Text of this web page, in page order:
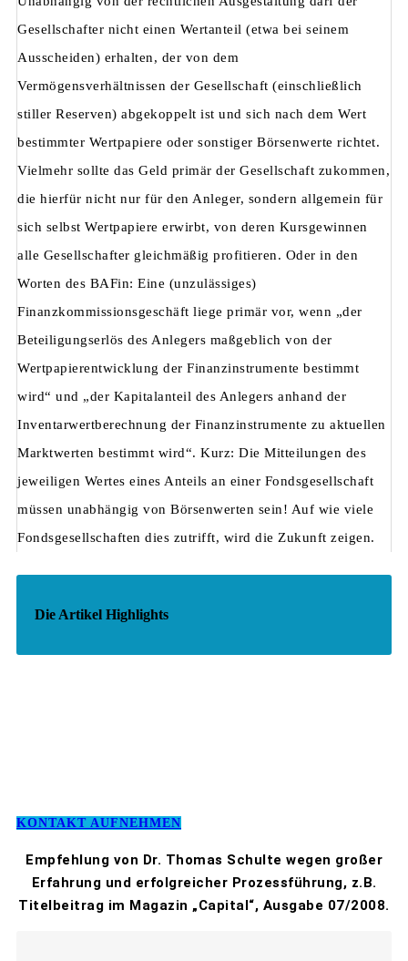
Gesellschafter nicht einen Wertanteil (etwa bei seinem
Ausscheiden) erhalten, der von dem
Vermögensverhältnissen der Gesellschaft (einschließlich
stiller Reserven) abgekoppelt ist und sich nach dem Wert
bestimmter Wertpapiere oder sonstiger Börsenwerte richtet.
Vielmehr sollte das Geld primär der Gesellschaft zukommen,
die hierfür nicht nur für den Anleger, sondern allgemein für
sich selbst Wertpapiere erwirbt, von deren Kursgewinnen
alle Gesellschafter gleichmäßig profitieren. Oder in den
Worten des BAFin: Eine (unzulässiges)
Finanzkommissionsgeschäft liege primär vor, wenn „der
Beteiligungserlös des Anlegers maßgeblich von der
Wertpapierentwicklung der Finanzinstrumente bestimmt
wird“ und „der Kapitalanteil des Anlegers anhand der
Inventarwertberechnung der Finanzinstrumente zu aktuellen
Marktwerten bestimmt wird“. Kurz: Die Mitteilungen des
jeweiligen Wertes eines Anteils an einer Fondsgesellschaft
müssen unabhängig von Börsenwerten sein! Auf wie viele
Fondsgesellschaften dies zutrifft, wird die Zukunft zeigen.
Die Artikel Highlights
KONTAKT AUFNEHMEN
Empfehlung von Dr. Thomas Schulte wegen großer
Erfahrung und erfolgreicher Prozessführung, z.B.
Titelbeitrag im Magazin „Capital“, Ausgabe 07/2008.